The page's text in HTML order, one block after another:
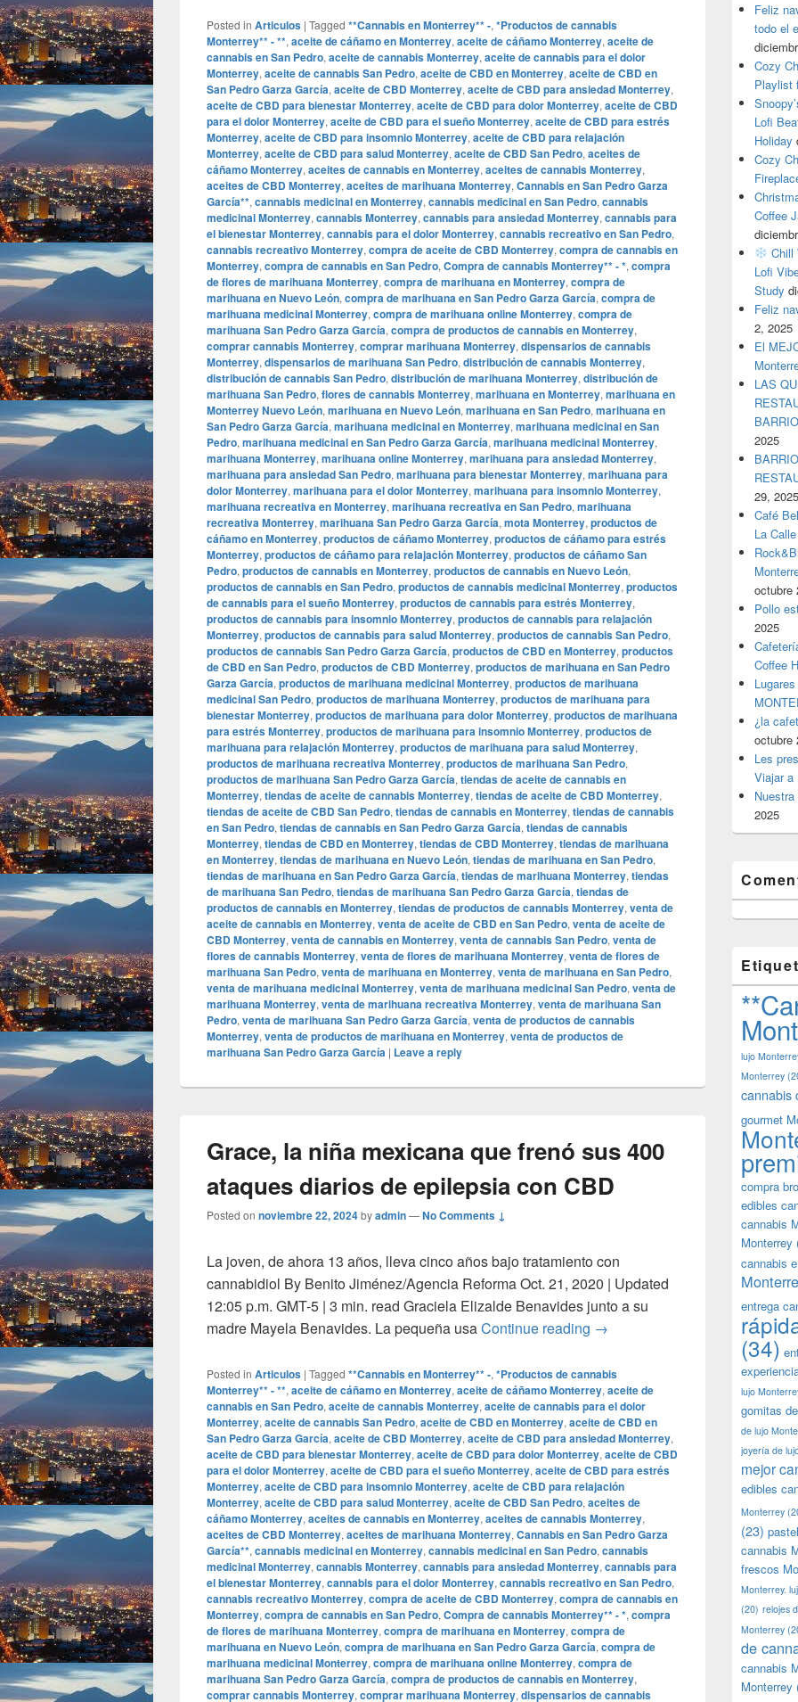
Posted in Articulos | Tagged **Cannabis en Monterrey** -, *Productos de cannabis
Monterrey** - **, aceite de cáñamo en Monterrey, aceite de cáñamo Monterrey, aceite de
cannabis en San Pedro, aceite de cannabis Monterrey, aceite de cannabis para el dolor
Monterrey, aceite de cannabis San Pedro, aceite de CBD en Monterrey, aceite de CBD en
San Pedro Garza García, aceite de CBD Monterrey, aceite de CBD para ansiedad Monterrey,
aceite de CBD para bienestar Monterrey, aceite de CBD para dolor Monterrey, aceite de CBD
para el dolor Monterrey, aceite de CBD para el sueño Monterrey, aceite de CBD para estrés
Monterrey, aceite de CBD para insomnio Monterrey, aceite de CBD para relajación
Monterrey, aceite de CBD para salud Monterrey, aceite de CBD San Pedro, aceites de
cáñamo Monterrey, aceites de cannabis en Monterrey, aceites de cannabis Monterrey,
aceites de CBD Monterrey, aceites de marihuana Monterrey, Cannabis en San Pedro Garza
García**, cannabis medicinal en Monterrey, cannabis medicinal en San Pedro, cannabis
medicinal Monterrey, cannabis Monterrey, cannabis para ansiedad Monterrey, cannabis para
el bienestar Monterrey, cannabis para el dolor Monterrey, cannabis recreativo en San Pedro,
cannabis recreativo Monterrey, compra de aceite de CBD Monterrey, compra de cannabis en
Monterrey, compra de cannabis en San Pedro, Compra de cannabis Monterrey** - *, compra
de flores de marihuana Monterrey, compra de marihuana en Monterrey, compra de
marihuana en Nuevo León, compra de marihuana en San Pedro Garza García, compra de
marihuana medicinal Monterrey, compra de marihuana online Monterrey, compra de
marihuana San Pedro Garza García, compra de productos de cannabis en Monterrey,
comprar cannabis Monterrey, comprar marihuana Monterrey, dispensarios de cannabis
Monterrey, dispensarios de marihuana San Pedro, distribución de cannabis Monterrey,
distribución de cannabis San Pedro, distribución de marihuana Monterrey, distribución de
marihuana San Pedro, flores de cannabis Monterrey, marihuana en Monterrey, marihuana en
Monterrey Nuevo León, marihuana en Nuevo León, marihuana en San Pedro, marihuana en
San Pedro Garza García, marihuana medicinal en Monterrey, marihuana medicinal en San
Pedro, marihuana medicinal en San Pedro Garza García, marihuana medicinal Monterrey,
marihuana Monterrey, marihuana online Monterrey, marihuana para ansiedad Monterrey,
marihuana para ansiedad San Pedro, marihuana para bienestar Monterrey, marihuana para
dolor Monterrey, marihuana para el dolor Monterrey, marihuana para insomnio Monterrey,
marihuana recreativa en Monterrey, marihuana recreativa en San Pedro, marihuana
recreativa Monterrey, marihuana San Pedro Garza García, mota Monterrey, productos de
cáñamo en Monterrey, productos de cáñamo Monterrey, productos de cáñamo para estrés
Monterrey, productos de cáñamo para relajación Monterrey, productos de cáñamo San
Pedro, productos de cannabis en Monterrey, productos de cannabis en Nuevo León,
productos de cannabis en San Pedro, productos de cannabis medicinal Monterrey, productos
de cannabis para el sueño Monterrey, productos de cannabis para estrés Monterrey,
productos de cannabis para insomnio Monterrey, productos de cannabis para relajación
Monterrey, productos de cannabis para salud Monterrey, productos de cannabis San Pedro,
productos de cannabis San Pedro Garza García, productos de CBD en Monterrey, productos
de CBD en San Pedro, productos de CBD Monterrey, productos de marihuana en San Pedro
Garza García, productos de marihuana medicinal Monterrey, productos de marihuana
medicinal San Pedro, productos de marihuana Monterrey, productos de marihuana para
bienestar Monterrey, productos de marihuana para dolor Monterrey, productos de marihuana
para estrés Monterrey, productos de marihuana para insomnio Monterrey, productos de
marihuana para relajación Monterrey, productos de marihuana para salud Monterrey,
productos de marihuana recreativa Monterrey, productos de marihuana San Pedro,
productos de marihuana San Pedro Garza García, tiendas de aceite de cannabis en
Monterrey, tiendas de aceite de cannabis Monterrey, tiendas de aceite de CBD Monterrey,
tiendas de aceite de CBD San Pedro, tiendas de cannabis en Monterrey, tiendas de cannabis
en San Pedro, tiendas de cannabis en San Pedro Garza García, tiendas de cannabis
Monterrey, tiendas de CBD en Monterrey, tiendas de CBD Monterrey, tiendas de marihuana
en Monterrey, tiendas de marihuana en Nuevo León, tiendas de marihuana en San Pedro,
tiendas de marihuana en San Pedro Garza García, tiendas de marihuana Monterrey, tiendas
de marihuana San Pedro, tiendas de marihuana San Pedro Garza García, tiendas de
productos de cannabis en Monterrey, tiendas de productos de cannabis Monterrey, venta de
aceite de cannabis en Monterrey, venta de aceite de CBD en San Pedro, venta de aceite de
CBD Monterrey, venta de cannabis en Monterrey, venta de cannabis San Pedro, venta de
flores de cannabis Monterrey, venta de flores de marihuana Monterrey, venta de flores de
marihuana San Pedro, venta de marihuana en Monterrey, venta de marihuana en San Pedro,
venta de marihuana medicinal Monterrey, venta de marihuana medicinal San Pedro, venta de
marihuana Monterrey, venta de marihuana recreativa Monterrey, venta de marihuana San
Pedro, venta de marihuana San Pedro Garza García, venta de productos de cannabis
Monterrey, venta de productos de marihuana en Monterrey, venta de productos de
marihuana San Pedro Garza García | Leave a reply
Grace, la niña mexicana que frenó sus 400
ataques diarios de epilepsia con CBD
Posted on noviembre 22, 2024byadmin—No Comments ↓
La joven, de ahora 13 años, lleva cinco años bajo tratamiento con
cannabidiol By Benito Jiménez/Agencia Reforma Oct. 21, 2020 | Updated
12:05 p.m. GMT-5 | 3 min. read Graciela Elizalde Benavides junto a su
madre Mayela Benavides. La pequeña usaContinue reading Grace, la niña mexicana que
→
Posted in Articulos | Tagged **Cannabis en Monterrey** -, *Productos de cannabis
Monterrey** - **, aceite de cáñamo en Monterrey, aceite de cáñamo Monterrey, aceite de
cannabis en San Pedro, aceite de cannabis Monterrey, aceite de cannabis para el dolor
Monterrey, aceite de cannabis San Pedro, aceite de CBD en Monterrey, aceite de CBD en
San Pedro Garza García, aceite de CBD Monterrey, aceite de CBD para ansiedad Monterrey,
aceite de CBD para bienestar Monterrey, aceite de CBD para dolor Monterrey, aceite de CBD
para el dolor Monterrey, aceite de CBD para el sueño Monterrey, aceite de CBD para estrés
Monterrey, aceite de CBD para insomnio Monterrey, aceite de CBD para relajación
Monterrey, aceite de CBD para salud Monterrey, aceite de CBD San Pedro, aceites de
cáñamo Monterrey, aceites de cannabis en Monterrey, aceites de cannabis Monterrey,
aceites de CBD Monterrey, aceites de marihuana Monterrey, Cannabis en San Pedro Garza
García**, cannabis medicinal en Monterrey, cannabis medicinal en San Pedro, cannabis
medicinal Monterrey, cannabis Monterrey, cannabis para ansiedad Monterrey, cannabis para
el bienestar Monterrey, cannabis para el dolor Monterrey, cannabis recreativo en San Pedro,
cannabis recreativo Monterrey, compra de aceite de CBD Monterrey, compra de cannabis en
Monterrey, compra de cannabis en San Pedro, Compra de cannabis Monterrey** - *, compra
de flores de marihuana Monterrey, compra de marihuana en Monterrey, compra de
marihuana en Nuevo León, compra de marihuana en San Pedro Garza García, compra de
marihuana medicinal Monterrey, compra de marihuana online Monterrey, compra de
marihuana San Pedro Garza García, compra de productos de cannabis en Monterrey,
comprar cannabis Monterrey, comprar marihuana Monterrey, dispensarios de cannabis
Feliz
todo el
Cozy
Playlist
Lofi
Holiday
Cozy
Coffee
Chill
Lofi
Study
Feliz
2, 2025
El
LAS
2025
29, 2025
Café
La Calle
octubre
Pollo
2025
Coffee
¿la
octubre
Les
Viajar a
2025
lujo
Monterrey
cannabis
gourmet
compra
edibles
cannabis
Monterrey
cannabis
entrega
(34)
lujo
gomitas
de lujo
joyería de
mejor
edibles
Monterrey
(23)
cannabis
frescos
Monterrey.
(20) relojes
Monterrey
de
cannabis
Monterrey